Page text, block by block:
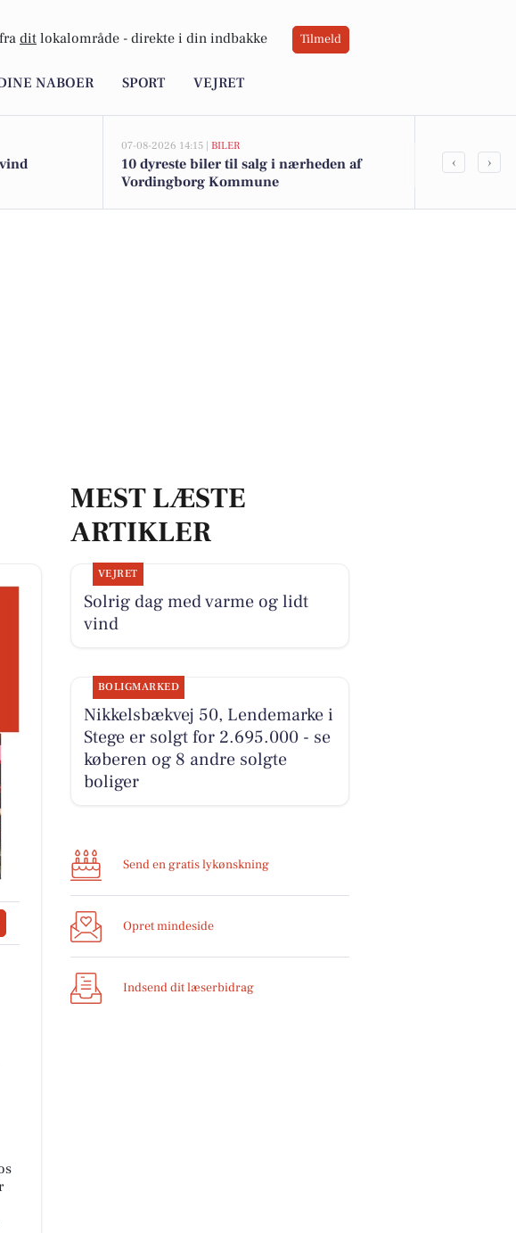
dit lokalområde - direkte i din indbakke Tilmeld
NABOER SPORT VEJRET
07-08-2026 14:15 | BILER
10 dyreste biler til salg i nærheden af
Vordingborg Kommune
Top 6 over
‹ ›
MEST LÆSTE
ARTIKLER
VEJRET
Solrig dag med varme og lidt
vind
BOLIGMARKED
Nikkelsbækvej 50, Lendemarke i
Stege er solgt for 2.695.000 - se
køberen og 8 andre solgte
boliger
Send en gratis lykønskning
Opret mindeside
Indsend dit læserbidrag